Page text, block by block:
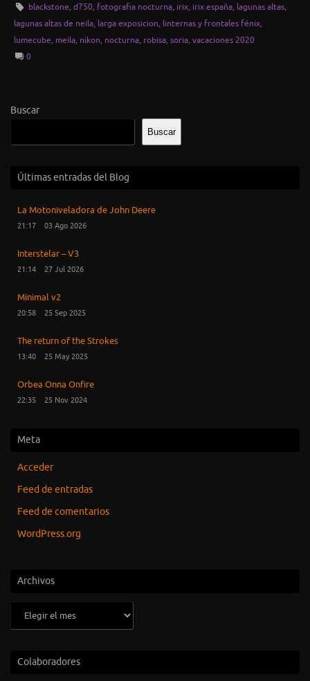
blackstone, d750, fotografia nocturna, irix, irix españa, lagunas altas,
lagunas altas de neila, larga exposicion, linternas y frontales fénix,
lumecube, meila, nikon, nocturna, robisa, soria, vacaciones 2020
0
Buscar
Buscar
Últimas entradas del Blog
La Motoniveladora de John Deere
21:17 03 Ago 2026
Interstelar – V3
21:14 27 Jul 2026
Minimal v2
20:58 25 Sep 2025
The return of the Strokes
13:40 25 May 2025
Orbea Onna Onfire
22:35 25 Nov 2024
Meta
Acceder
Feed de entradas
Feed de comentarios
WordPress.org
Archivos
Colaboradores